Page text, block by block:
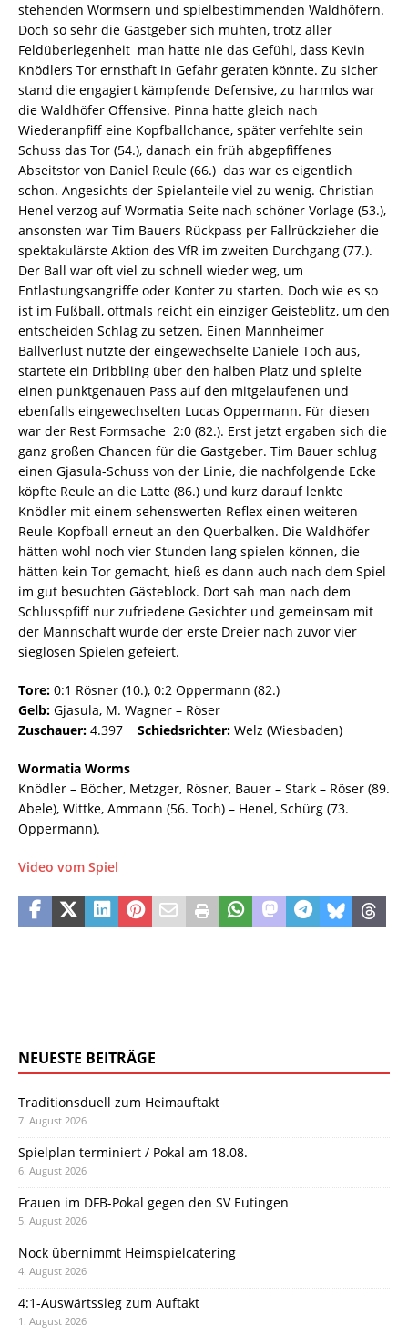
stehenden Wormsern und spielbestimmenden Waldhöfern.
Doch so sehr die Gastgeber sich mühten, trotz aller
Feldüberlegenheit  man hatte nie das Gefühl, dass Kevin
Knödlers Tor ernsthaft in Gefahr geraten könnte. Zu sicher
stand die engagiert kämpfende Defensive, zu harmlos war
die Waldhöfer Offensive. Pinna hatte gleich nach
Wiederanpfiff eine Kopfballchance, später verfehlte sein
Schuss das Tor (54.), danach ein früh abgepfiffenes
Abseitstor von Daniel Reule (66.)  das war es eigentlich
schon. Angesichts der Spielanteile viel zu wenig. Christian
Henel verzog auf Wormatia-Seite nach schöner Vorlage (53.),
ansonsten war Tim Bauers Rückpass per Fallrückzieher die
spektakulärste Aktion des VfR im zweiten Durchgang (77.).
Der Ball war oft viel zu schnell wieder weg, um
Entlastungsangriffe oder Konter zu starten. Doch wie es so
ist im Fußball, oftmals reicht ein einziger Geisteblitz, um den
entscheiden Schlag zu setzen. Einen Mannheimer
Ballverlust nutzte der eingewechselte Daniele Toch aus,
startete ein Dribbling über den halben Platz und spielte
einen punktgenauen Pass auf den mitgelaufenen und
ebenfalls eingewechselten Lucas Oppermann. Für diesen
war der Rest Formsache  2:0 (82.). Erst jetzt ergaben sich die
ganz großen Chancen für die Gastgeber. Tim Bauer schlug
einen Gjasula-Schuss von der Linie, die nachfolgende Ecke
köpfte Reule an die Latte (86.) und kurz darauf lenkte
Knödler mit einem sehenswerten Reflex einen weiteren
Reule-Kopfball erneut an den Querbalken. Die Waldhöfer
hätten wohl noch vier Stunden lang spielen können, die
hätten kein Tor gemacht, hieß es dann auch nach dem Spiel
im gut besuchten Gästeblock. Dort sah man nach dem
Schlusspfiff nur zufriedene Gesichter und gemeinsam mit
der Mannschaft wurde der erste Dreier nach zuvor vier
sieglosen Spielen gefeiert.
Tore: 0:1 Rösner (10.), 0:2 Oppermann (82.)
Gelb: Gjasula, M. Wagner – Röser
Zuschauer: 4.397 Schiedsrichter: Welz (Wiesbaden)
Wormatia Worms
Knödler – Böcher, Metzger, Rösner, Bauer – Stark – Röser (89.
Abele), Wittke, Ammann (56. Toch) – Henel, Schürg (73.
Oppermann).
Video vom Spiel
NEUESTE BEITRÄGE
Traditionsduell zum Heimauftakt
7. August 2026
Spielplan terminiert / Pokal am 18.08.
6. August 2026
Frauen im DFB-Pokal gegen den SV Eutingen
5. August 2026
Nock übernimmt Heimspielcatering
4. August 2026
4:1-Auswärtssieg zum Auftakt
1. August 2026